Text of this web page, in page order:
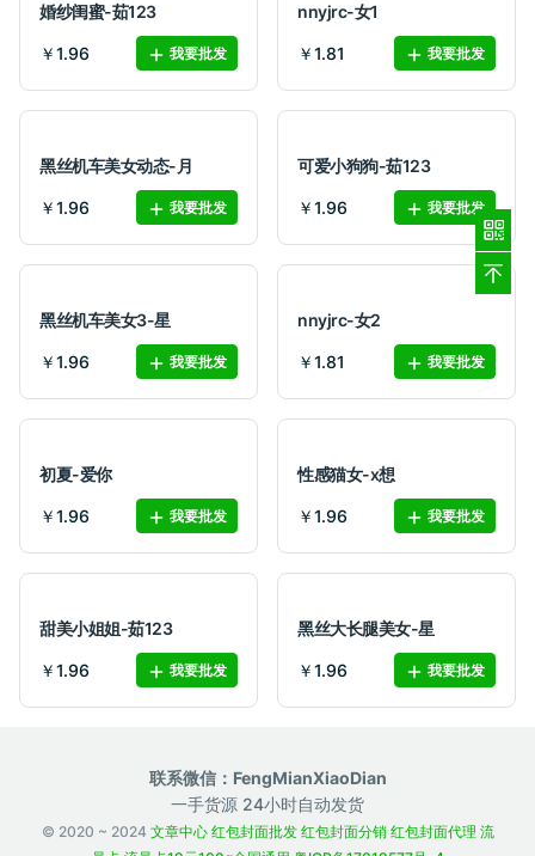
婚纱闺蜜-茹123
￥1.96 我要批发
nnyjrc-女1
￥1.81 我要批发
黑丝机车美女动态-月
￥1.96 我要批发
可爱小狗狗-茹123
￥1.96 我要批发
黑丝机车美女3-星
￥1.96 我要批发
nnyjrc-女2
￥1.81 我要批发
初夏-爱你
￥1.96 我要批发
性感猫女-x想
￥1.96 我要批发
甜美小姐姐-茹123
￥1.96 我要批发
黑丝大长腿美女-星
￥1.96 我要批发
联系微信：FengMianXiaoDian
一手货源 24小时自动发货
© 2020 ~ 2024 文章中心 红包封面批发 红包封面分销 红包封面代理 流